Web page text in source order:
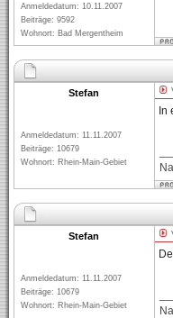
Anmeldedatum: 10.11.2007
Beiträge: 9592
Wohnort: Bad Mergentheim
Stefan
Anmeldedatum: 11.11.2007
Beiträge: 10679
Wohnort: Rhein-Main-Gebiet
In
Stefan
Anmeldedatum: 11.11.2007
Beiträge: 10679
Wohnort: Rhein-Main-Gebiet